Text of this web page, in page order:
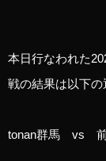
本日行なわれた
戦の結果は以下の
tonan群馬 vs 前